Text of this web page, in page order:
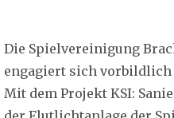
Die Spielvereinigung
engagiert sich
Mit dem Projekt KSI: